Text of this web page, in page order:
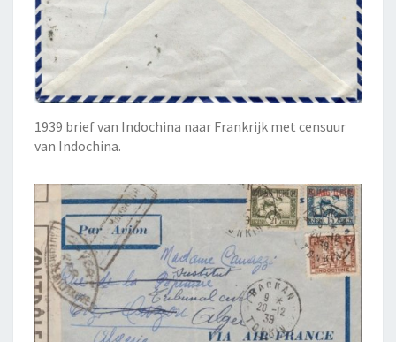
1939 brief van Indochina naar Frankrijk met censuur
van Indochina.